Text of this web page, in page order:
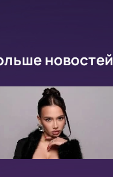
новостей